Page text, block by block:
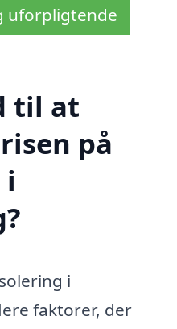
uforpligtende
til at
på
i
faktorer, der